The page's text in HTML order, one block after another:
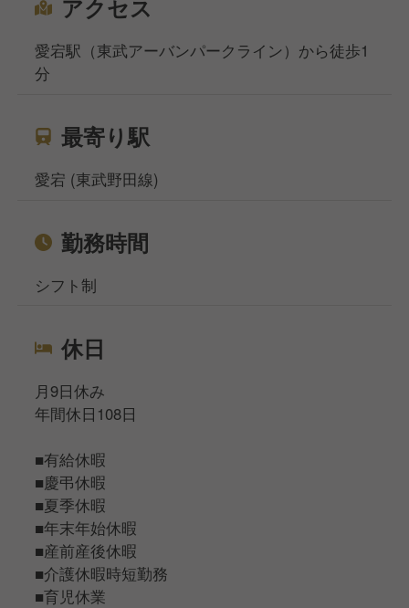
アクセス
愛宕駅（東武アーバンパークライン）から徒歩1
分
最寄り駅
愛宕 (東武野田線)
勤務時間
シフト制
休日
月9日休み
年間休日108日
■有給休暇
■慶弔休暇
■夏季休暇
■年末年始休暇
■産前産後休暇
■介護休暇時短勤務
■育児休業